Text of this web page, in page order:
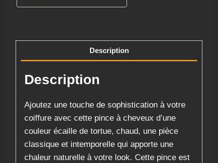
Description
Description
Ajoutez une touche de sophistication à votre
coiffure avec cette pince à cheveux d’une
couleur écaille de tortue, chaud, une pièce
classique et intemporelle qui apporte une
chaleur naturelle à votre look. Cette pince est